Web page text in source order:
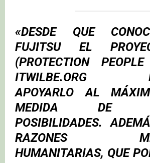
«DESDE QUE
FUJITSU EL
(PROTECTION
ITWILBE.ORG
APOYARLO AL
MEDIDA DE
POSIBILIDADES.
RAZONES
HUMANITARIAS, QUE